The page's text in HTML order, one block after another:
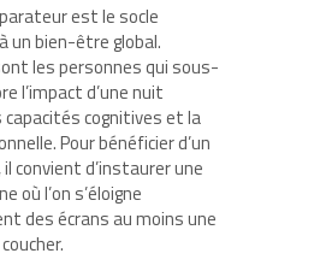
est le socle
un bien-être global.
les personnes qui sous-
l’impact d’une nuit
capacités cognitives et la
Pour bénéficier d’un
convient d’instaurer une
où l’on s’éloigne
des écrans au moins une